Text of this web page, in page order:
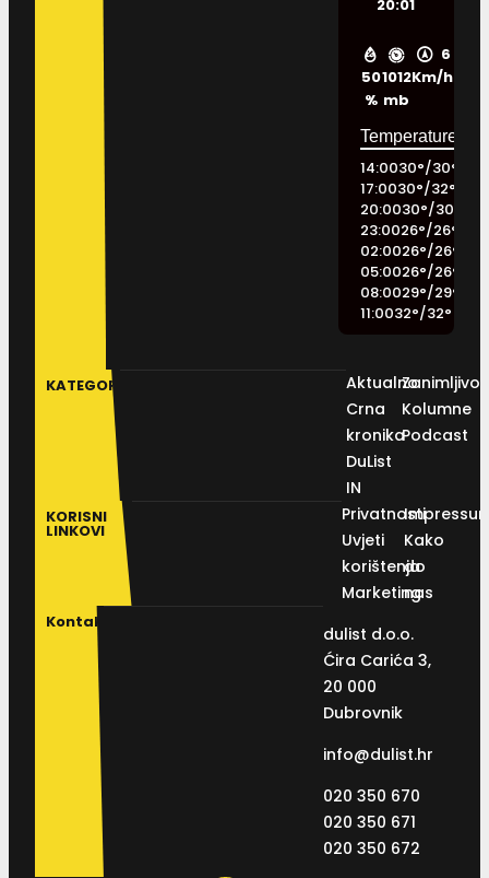
50
%
1012
mb
6
Km/h
20:01
14:0030°/30°
17:0030°/32°
20:0030°/30
23:0026°/26°
02:0026°/26°
05:0026°/26°
08:0029°/29°
11:0032°/32°
KATEGORIJE
Aktualno
Crna
kronika
DuList
IN
Kolumne
Podcast
KORISNI
LINKOVI
Privatnosti
Uvjeti
korištenja
Marketing
Kako
do
nas
Kontakt
dulist d.o.o.
Ćira Carića 3,
20 000
Dubrovnik
info@dulist.hr
020 350 670
020 350 671
020 350 672